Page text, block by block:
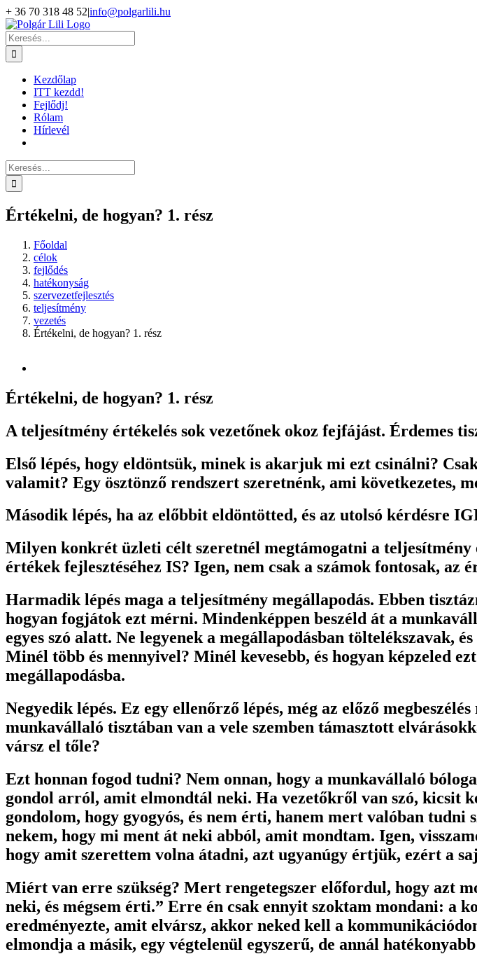
Kihagyás
+ 36 70 318 48 52|info@polgarlili.hu
Keresés...
Kezdőlap
ITT kezdd!
Fejlődj!
Rólam
Hírlevél
Keresés...
Értékelni, de hogyan? 1. rész
Főoldal
célok
fejlődés
hatékonyság
szervezetfejlesztés
teljesítmény
vezetés
Értékelni, de hogyan? 1. rész
Értékelni, de hogyan? 1. rész
A teljesítmény értékelés sok vezetőnek okoz fejfájást. Érdemes
Első lépés, hogy eldöntsük, minek is akarjuk mi ezt csinálni?
valamit? Egy ösztönző rendszert szeretnénk, ami következetes,
Második lépés, ha az előbbit eldöntötted, és az utolsó kérdésre
Milyen konkrét üzleti célt szeretnél megtámogatni a
értékek fejlesztéséhez IS? Igen, nem csak a számok fontosak, az
Harmadik lépés maga a teljesítmény megállapodás. Ebben
hogyan fogjátok ezt mérni. Mindenképpen beszéld át a
egyes szó alatt. Ne legyenek a megállapodásban töltelékszavak,
Minél több és mennyivel? Minél kevesebb, és hogyan képzeled
megállapodásba.
Negyedik lépés. Ez egy ellenőrző lépés, még az előző
munkavállaló tisztában van a vele szemben támasztott
vársz el tőle?
Ezt honnan fogod tudni? Nem onnan, hogy a munkavállaló
gondol arról, amit elmondtál neki. Ha vezetőkről van szó, kicsit
gondolom, hogy gyogyós, és nem érti, hanem mert valóban
nekem, hogy mi ment át neki abból, amit mondtam. Igen,
hogy amit szerettem volna átadni, azt ugyanúgy értjük, ezért a
Miért van erre szükség? Mert rengetegszer előfordul, hogy azt
neki, és mégsem érti.” Erre én csak ennyit szoktam mondani: a
eredményezte, amit elvársz, akkor neked kell a
elmondja a másik, egy végtelenül egyszerű, de annál